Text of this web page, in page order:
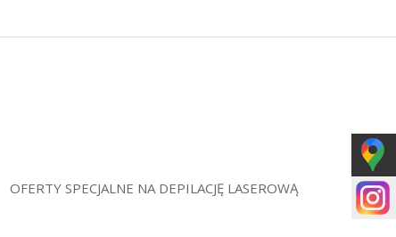
OFERTY SPECJALNE NA DEPILACJĘ LASEROWĄ